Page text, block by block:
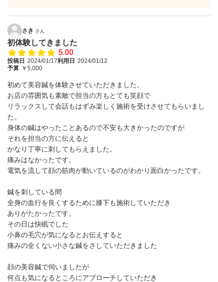
さき さん
初体験してきました
5.00
投稿日 2024/01/17利用日 2024/01/12
予算 ￥5,000
初めて美容鍼を体験させていただきました。
お店の雰囲気も素敵で担当の方もとても笑顔で
リラックスして会話もはずみ楽しく施術を受けさせてもらいまし
た。
身体の鍼はやったことあるので不安も大きかったのですが
それを担当の方に伝えると
かなり丁寧に刺してもらえました。
痛みはなかったです。
電気を流して顔の筋肉が動いているのがわかり面白かったです。
鍼を刺している間
全身の血行を良くするために膝下も施術していただき
ありがたかったです。
その日は快眠でした
小鼻の毛穴が気になるとお伝えすると
痛みの全くない小さな鍼をさしていただきました
顔の美容鍼で伺いましたが
何点も気になるところにアプローチしていただき